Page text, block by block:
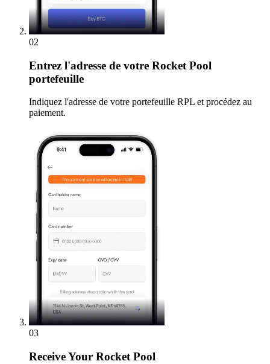
02
Entrez l'adresse de votre Rocket Pool
portefeuille
Indiquez l'adresse de votre portefeuille RPL et procédez au
paiement.
03
ReceiveYour Rocket Pool